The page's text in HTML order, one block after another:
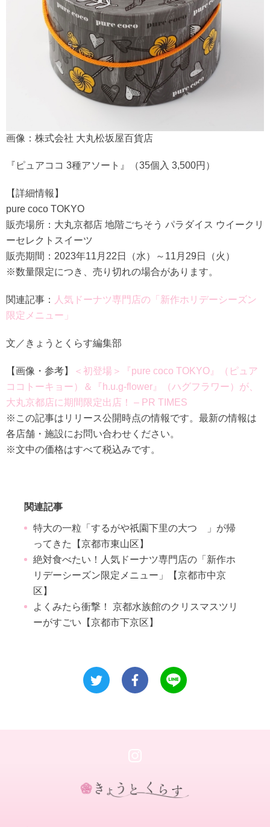
画像：株式会社 大丸松坂屋百貨店
『ピュアココ 3種アソート』（35個入 3,500円）
【詳細情報】
pure coco TOKYO
販売場所：大丸京都店 地階ごちそう パラダイス ウイークリ
ーセレクトスイーツ
販売期間：2023年11月22日（水）～11月29日（火）
※数量限定につき、売り切れの場合があります。
関連記事：
人気ドーナツ専門店の「新作ホリデーシーズン
限定メニュー」
文／きょうとくらす編集部
【画像・参考】
＜初登場＞『pure coco TOKYO』（ピュア
ココトーキョー）＆『h.u.g-flower』（ハグフラワー）が、
大丸京都店に期間限定出店！ – PR TIMES
※この記事はリリース公開時点の情報です。最新の情報は
各店舗・施設にお問い合わせください。
※文中の価格はすべて税込みです。
関連記事
特大の一粒「するがや祇園下里の大つゝ」が帰
ってきた【京都市東山区】
絶対食べたい！人気ドーナツ専門店の「新作ホ
リデーシーズン限定メニュー」【京都市中京
区】
よくみたら衝撃！ 京都水族館のクリスマスツリ
ーがすごい【京都市下京区】